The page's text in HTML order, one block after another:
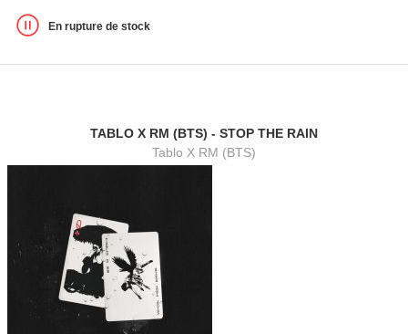
En rupture de stock
TABLO X RM (BTS) - STOP THE RAIN
Tablo X RM (BTS)